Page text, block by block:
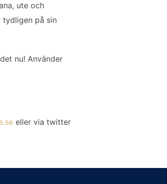
ute och
tydligen på sin
nu! Använder
eller via twitter